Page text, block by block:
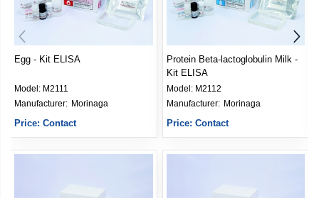
Egg - Kit ELISA
Model: M2111
Morinaga
Price: Contact
Protein Beta-lactoglobulin Milk -
Kit ELISA
Model: M2112
Manufacturer: Morinaga
Price: Contact